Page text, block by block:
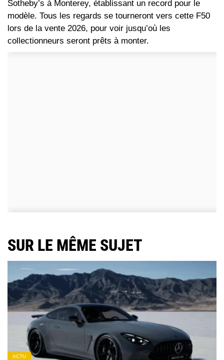
Sotheby’s à Monterey, établissant un record pour le
modèle. Tous les regards se tourneront vers cette F50
lors de la vente 2026, pour voir jusqu’où les
collectionneurs seront prêts à monter.
SUR LE MÊME SUJET
ACTU